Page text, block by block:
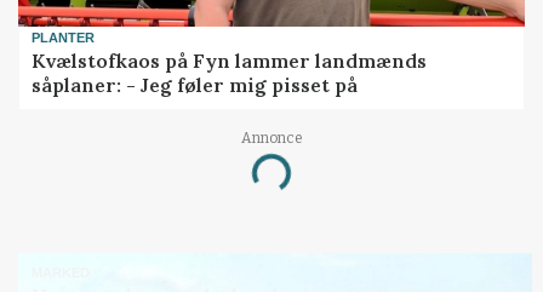
PLANTER
Kvælstofkaos på Fyn lammer landmænds
såplaner: - Jeg føler mig pisset på
Annonce
Loading...